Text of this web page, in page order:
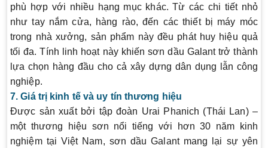
phù hợp với nhiều hạng mục khác. Từ các chi tiết nhỏ
như tay nắm cửa, hàng rào, đến các thiết bị máy móc
trong nhà xưởng, sản phẩm này đều phát huy hiệu quả
tối đa. Tính linh hoạt này khiến sơn dầu Galant trở thành
lựa chọn hàng đầu cho cả xây dựng dân dụng lẫn công
nghiệp.
7. Giá trị kinh tế và uy tín thương hiệu
Được sản xuất bởi tập đoàn Urai Phanich (Thái Lan) –
một thương hiệu sơn nổi tiếng với hơn 30 năm kinh
nghiệm tại Việt Nam, sơn dầu Galant mang lại sự yên